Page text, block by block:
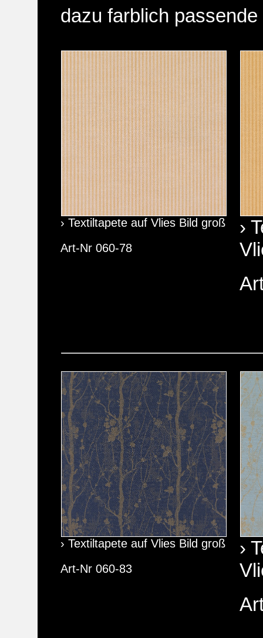
dazu farblich
› Textiltapete auf Vlies Bild groß
Art-Nr 060-78
›
› Textiltapete auf Vlies Bild groß
Art-Nr 060-83
›